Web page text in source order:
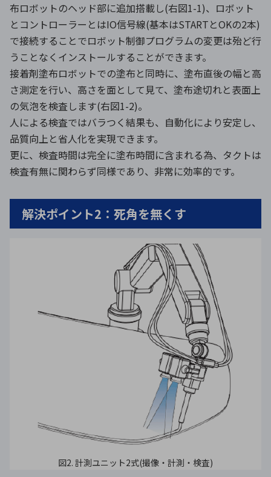
布ロボットのヘッド部に追加搭載し(右図1-1)、ロボット
とコントローラーとはIO信号線(基本はSTARTとOKの2本)
で接続することでロボット制御プログラムの変更は殆ど行
うことなくインストールすることができます。
接着剤塗布ロボットでの塗布と同時に、塗布直後の幅と高
さ測定を行い、高さを面として見て、塗布途切れと表面上
の気泡を検査します(右図1-2)。
人による検査ではバラつく結果も、自動化により安定し、
品質向上と省人化を実現できます。
更に、検査時間は完全に塗布時間に含まれる為、タクトは
検査有無に関わらず同様であり、非常に効率的です。
解決ポイント2：死角を無くす
図2. 計測ユニット2式(撮像・計測・検査)